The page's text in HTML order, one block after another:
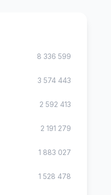
8 336 599
3 574 443
2 592 413
2 191 279
1 883 027
1 528 478